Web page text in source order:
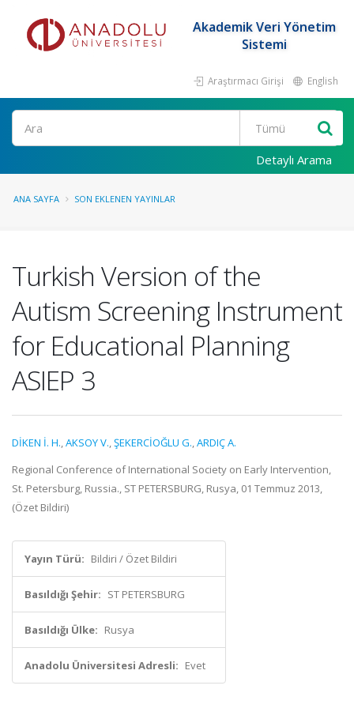
Akademik Veri Yönetim
Sistemi
Araştırmacı Girişi English
Ara
Detaylı Arama
ANA SAYFA SON EKLENEN YAYINLAR
Turkish Version of the
Autism Screening Instrument
for Educational Planning
ASIEP 3
DİKEN İ. H.,AKSOY V.,ŞEKERCİOĞLU G.,ARDIÇ A.
Regional Conference of International Society on Early Intervention,
St. Petersburg, Russia., ST PETERSBURG, Rusya, 01 Temmuz 2013,
(Özet Bildiri)
Yayın Türü: Bildiri / Özet Bildiri
Basıldığı Şehir: ST PETERSBURG
Basıldığı Ülke: Rusya
Anadolu Üniversitesi Adresli: Evet